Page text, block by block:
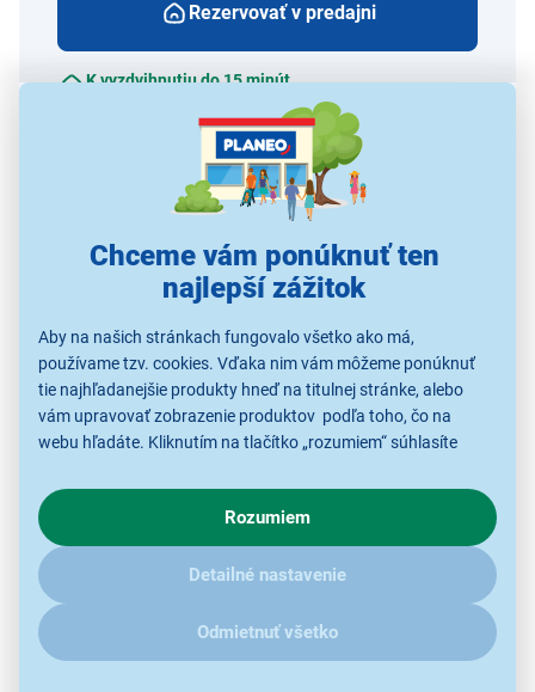
Chceme vám ponúknuť ten
najlepší zážitok
Aby na našich stránkach fungovalo všetko ako má,
používame tzv. cookies. Vďaka nim vám môžeme ponúknuť
tie najhľadanejšie produkty hneď na titulnej stránke, alebo
vám upravovať zobrazenie produktov podľa toho, čo na
webu hľadáte. Kliknutím na tlačítko „rozumiem“ súhlasíte
o chovaní na webe pre zobrazovaní cielených reklám.
V prípade že vás zaujímajú detaily, ako u nás s cookies a
ďalšími údaji pracujeme, kliknitesem.
Rozumiem
Detailné nastavenie
Odmietnuť všetko
Rezervovať v predajni
K vyzdvihnutiu do 15 minút
Strážiť cenu a dostupnosť
Alternatívy k tomuto produktu
Maxell SR44SW/303
S kupónom
Spotrebná batéria
Maxell LR03
S kupónom
3,63 €
5,19 €
VARTA CR2032 2BP Li